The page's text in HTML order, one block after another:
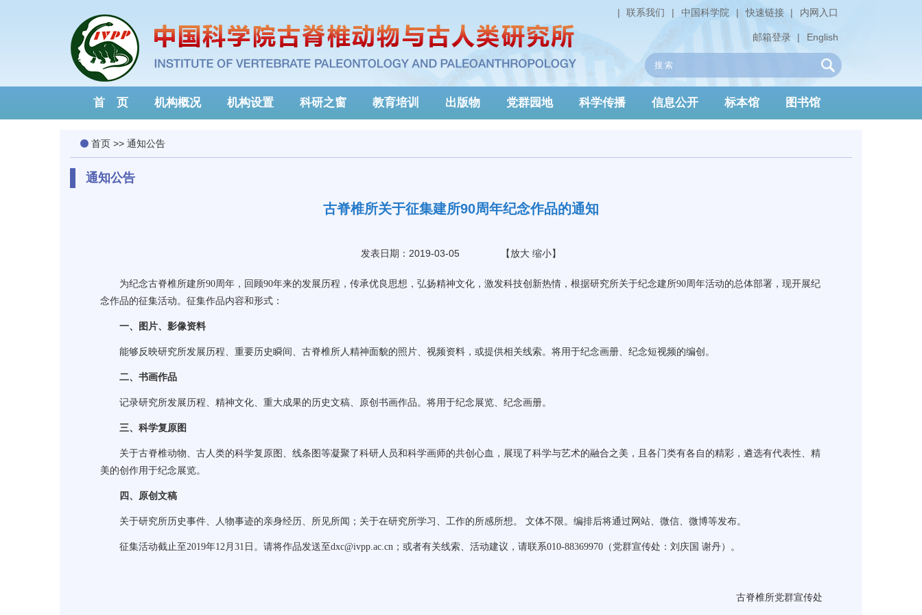
内网入口
|
快速链接
|
中国科学院
|
联系我们
|
English
|
邮箱登录
首 页 机构概况 机构设置 科研之窗 教育培训 出版物 党群园地 科学传播 信息公开 标本馆 图书馆
首页 >> 通知公告
通知公告
古脊椎所关于征集建所90周年纪念作品的通知
发表日期：2019-03-05 【放大 缩小】
为纪念古脊椎所建所90周年，回顾90年来的发展历程，传承优良思想，弘扬精神文化，激发科技创新热情，根据研究所关于纪念建所90周年活动的总体部署，现开展纪
念作品的征集活动。征集作品内容和形式：
一、图片、影像资料
能够反映研究所发展历程、重要历史瞬间、古脊椎所人精神面貌的照片、视频资料，或提供相关线索。将用于纪念画册、纪念短视频的编创。
二、书画作品
记录研究所发展历程、精神文化、重大成果的历史文稿、原创书画作品。将用于纪念展览、纪念画册。
三、科学复原图
关于古脊椎动物、古人类的科学复原图、线条图等凝聚了科研人员和科学画师的共创心血，展现了科学与艺术的融合之美，且各门类有各自的精彩，遴选有代表性、精
美的创作用于纪念展览。
四、原创文稿
关于研究所历史事件、人物事迹的亲身经历、所见所闻；关于在研究所学习、工作的所感所想。 文体不限。编排后将通过网站、微信、微博等发布。
征集活动截止至2019年12月 31 日。请将作品发送至dxc@ivpp.ac.cn；或者有关线索、活动建议，请联系010-88369970（党群宣传处：刘庆国 谢丹）。
古脊椎所党群宣传处